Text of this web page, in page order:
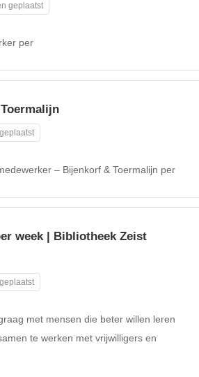
geplaatst
per
– Bijenkorf & Toermalijn per
week | Bibliotheek Zeist
met mensen die beter willen leren
te werken met vrijwilligers en